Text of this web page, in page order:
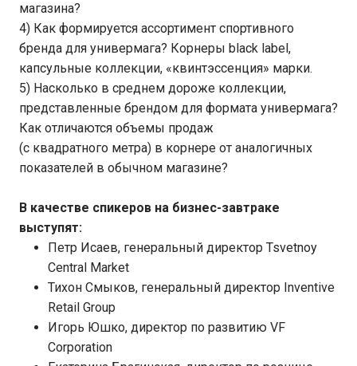
магазина?
4) Как формируется ассортимент спортивного
бренда для универмага? Корнеры black label,
капсульные коллекции, «квинтэссенция» марки.
5) Насколько в среднем дороже коллекции,
представленные брендом для формата универмага?
Как отличаются объемы продаж
(с квадратного метра) в корнере от аналогичных
показателей в обычном магазине?
В качестве спикеров на бизнес-завтраке
выступят:
Петр Исаев, генеральный директор Tsvetnoy
Central Market
Тихон Смыков, генеральный директор Inventive
Retail Group
Игорь Юшко, директор по развитию VF
Corporation